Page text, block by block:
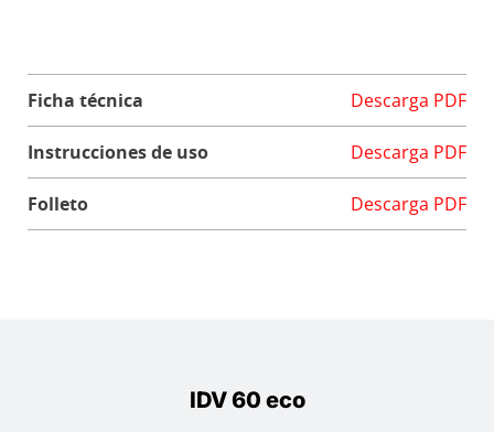
Ficha técnica Descarga PDF
Instrucciones de uso Descarga PDF
Folleto Descarga PDF
IDV 60 eco